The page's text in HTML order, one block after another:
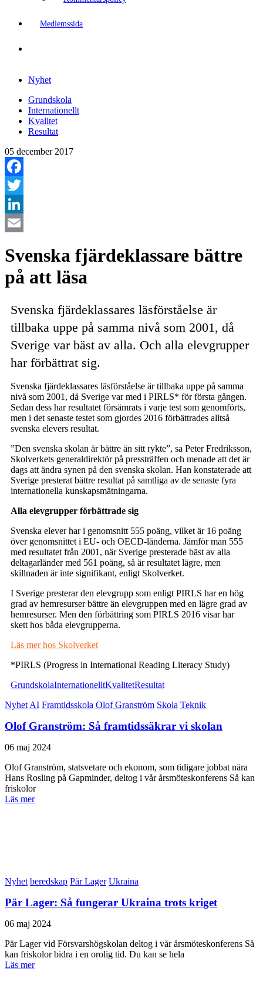
Medlemssida
Nyhet
Grundskola
Internationellt
Kvalitet
Resultat
05 december 2017
Facebook
Twitter
LinkedIn
Svenska fjärdeklassare bättre
på att läsa
Svenska fjärdeklassares läsförståelse är
tillbaka uppe på samma nivå som 2001, då
Sverige var bäst av alla. Och alla elevgrupper
har förbättrat sig.
Svenska fjärdeklassares läsförståelse är tillbaka uppe på samma
nivå som 2001, då Sverige var med i PIRLS* för första gången.
Sedan dess har resultatet försämrats i varje test som genomförts,
men i det senaste testet som gjordes 2016 förbättrades alltså
svenska elevers resultat.
”Den svenska skolan är bättre än sitt rykte”, sa Peter Fredriksson,
Skolverkets generaldirektör på pressträffen och menade att det är
dags att ändra synen på den svenska skolan. Han konstaterade att
Sverige presterat bättre resultat på samtliga av de senaste fyra
internationella kunskapsmätningarna.
Alla elevgrupper förbättrade sig
Svenska elever har i genomsnitt 555 poäng, vilket är 16 poäng
över genomsnittet i EU- och OECD-länderna. Jämför man 555
med resultatet från 2001, när Sverige presterade bäst av alla
deltagarländer med 561 poäng, så är resultatet lägre, men
skillnaden är inte signifikant, enligt Skolverket.
I Sverige presterar den elevgrupp som enligt PIRLS har en hög
grad av hemresurser bättre än elevgruppen med en lägre grad av
hemresurser. Men den förbättring som PIRLS 2016 visar har
skett hos båda elevgrupperna.
Läs mer hos Skolverket
*PIRLS (Progress in International Reading Literacy Study)
GrundskolaInternationelltKvalitetResultat
NyhetAI Framtidsskola Olof Granström Skola Teknik
Olof Granström: Så framtidssäkrar vi skolan
06 maj 2024
Olof Granström, statsvetare och ekonom, som tidigare jobbat nära
Hans Rosling på Gapminder, deltog i vår årsmöteskonferens Så kan
friskolor
Läs mer
Nyhet beredskap Pär Lager Ukraina
Pär Lager: Så fungerar Ukraina trots kriget
06 maj 2024
Pär Lager vid Försvarshögskolan deltog i vår årsmöteskonferens Så
kan friskolor bidra i en orolig tid. Du kan se hela
Läs mer